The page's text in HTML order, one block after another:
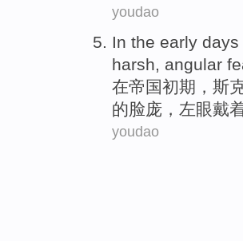
youdao
In the early days
harsh, angular
在帝国初期 ， 斯
的脸庞，左眼戴
youdao